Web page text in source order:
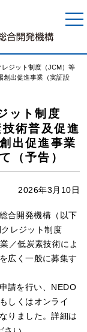
ジット制度（JCM）等
創出促進事業（実証設
ット制度
術普及促進
出促進事業
（予告）
2026年3月10日
合開発機構（以下
レジット制度
／低炭素技術によ
広く一般に募集す
請を行い、NEDO
しくはオンライ
りました。詳細は